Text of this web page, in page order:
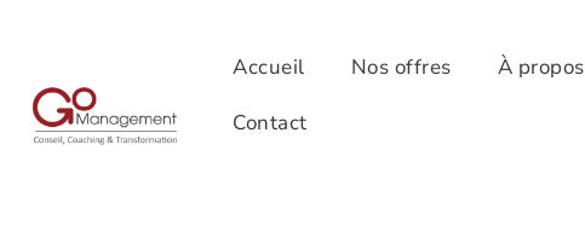
Accueil Nos offres À propos
Contact